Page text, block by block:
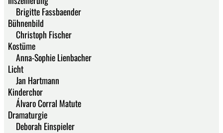
Brigitte Fassbaender
Bühnenbild
Christoph Fischer
Kostüme
Anna-Sophie Lienbacher
Licht
Jan Hartmann
Kinderchor
Álvaro Corral Matute
Dramaturgie
Deborah Einspieler